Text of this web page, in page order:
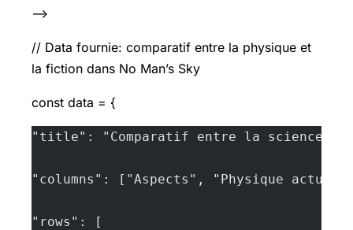
—>
// Data fournie: comparatif entre la physique et
la fiction dans No Man’s Sky
const data = {
"title": "Comparatif entre la science et
"columns": ["Aspects", "Physique
"rows": [